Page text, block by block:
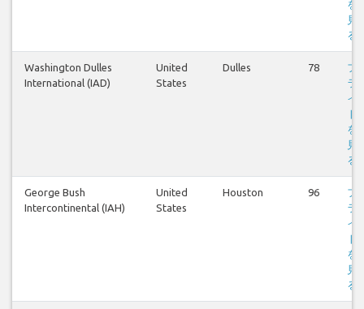
を
見
る
Washington Dulles
International (IAD)
United
States
Dulles 78
フ
ラ
イ
ト
を
見
る
George Bush
Intercontinental (IAH)
United
States
Houston 96
フ
ラ
イ
ト
を
見
る